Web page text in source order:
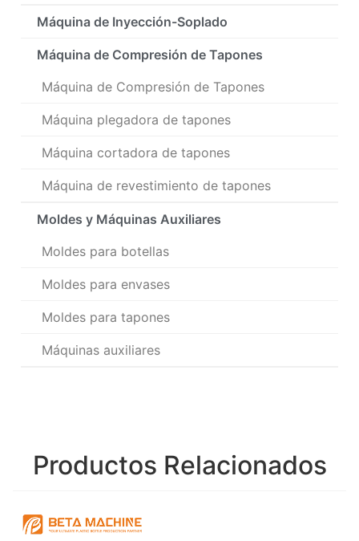
Máquina de Inyección-Soplado
Máquina de Compresión de Tapones
Máquina de Compresión de Tapones
Máquina plegadora de tapones
Máquina cortadora de tapones
Máquina de revestimiento de tapones
Moldes y Máquinas Auxiliares
Moldes para botellas
Moldes para envases
Moldes para tapones
Máquinas auxiliares
Productos Relacionados